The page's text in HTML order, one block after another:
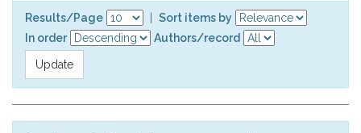
Results/Page
Sort items by
In order
Authors/record